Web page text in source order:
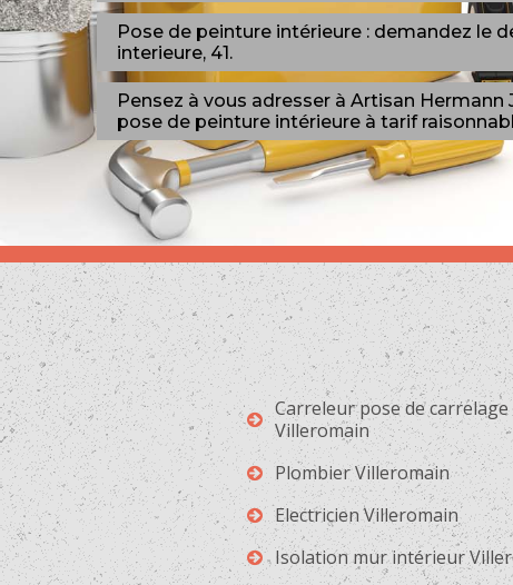
Pose de peinture intérieure : demandez le
interieure, 41.
Pensez à vous adresser à Artisan
pose de peinture intérieure à tarif
Carreleur pose de carrelage
Villeromain
Plombier Villeromain
Electricien Villeromain
Isolation mur intérieur